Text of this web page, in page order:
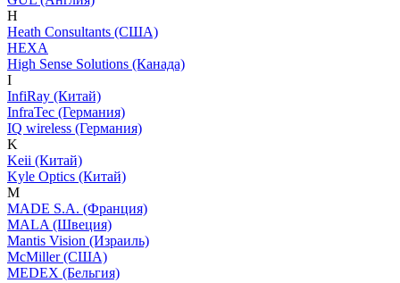
H
Heath Consultants (США)
HEXA
High Sense Solutions (Канада)
I
InfiRay (Китай)
InfraTec (Германия)
IQ wireless (Германия)
K
Keii (Китай)
Kyle Optics (Китай)
M
MADE S.A. (Франция)
MALA (Швеция)
Mantis Vision (Израиль)
McMiller (США)
MEDEX (Бельгия)